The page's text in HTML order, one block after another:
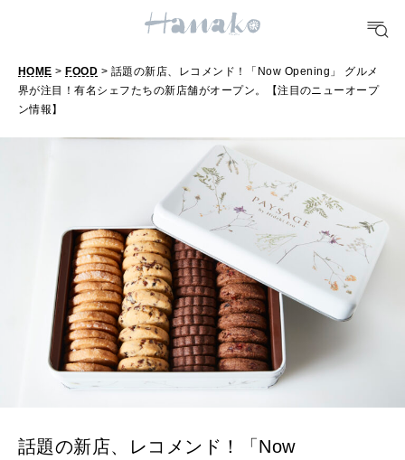
TRAVEL
明日のわたし
[12星座別] Weekly Holoscope
[12星座別] Monthly Love Holoscope
女神まり愛のタロットメッセージ
算命学がわかる今月のあなた
HEALTH
自分にやさしく
LEARN
知る、考える
HOME > FOOD > 話題の新店、レコメンド！「Now Opening」 グルメ
界が注目！有名シェフたちの新店舗がオープン。【注目のニューオープ
ン情報】
話題の新店、レコメンド！「Now